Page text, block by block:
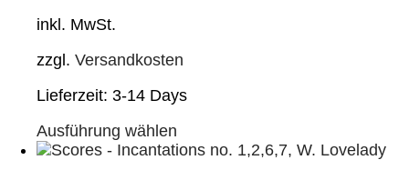
inkl. MwSt.
zzgl. Versandkosten
Lieferzeit: 3-14 Days
Ausführung wählen
Produkt